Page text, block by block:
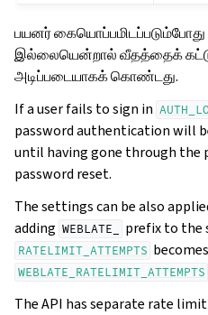
பயனர் கையொப்பமிடப்படும்போது
இல்லையென்றால் வீதத்தைக்
அடிப்படையாகக் கொண்டது.
If a user fails to sign in
password authentication will
until having gone through the
password reset.
The settings can be also
adding WEBLATE_ prefix to the
RATELIMIT_ATTEMPTS becomes
WEBLATE_RATELIMIT_ATTEMPTS
The API has separate rate